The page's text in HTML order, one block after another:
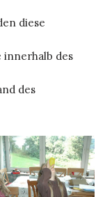
diese
innerhalb des
des